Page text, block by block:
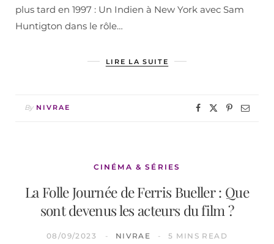
plus tard en 1997 : Un Indien à New York avec Sam
Huntigton dans le rôle…
LIRE LA SUITE
By NIVRAE
CINÉMA & SÉRIES
La Folle Journée de Ferris Bueller : Que
sont devenus les acteurs du film ?
08/09/2023 NIVRAE 5 MINS READ